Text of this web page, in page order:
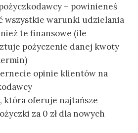
– powinieneś
wszystkie warunki udzielania
te finansowe (ile
pożyczenie danej kwoty
opinie klientów na
która oferuje najtańsze
za 0 zł dla nowych